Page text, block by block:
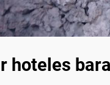
hoteles